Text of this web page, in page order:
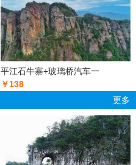
平江石牛寨+玻璃桥汽车一
￥138
更多